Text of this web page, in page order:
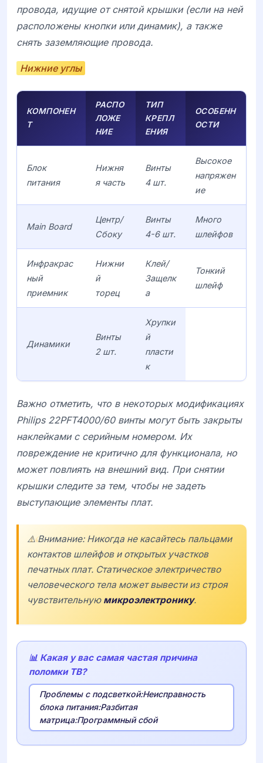
провода, идущие от снятой крышки (если на ней
расположены кнопки или динамик), а также
снять заземляющие провода.
Нижние углы
КОМПОНЕН
Т
РАСПО
ЛОЖЕ
НИЕ
ТИП
КРЕПЛ
ЕНИЯ
ОСОБЕНН
ОСТИ
Блок
питания
Нижня
я часть
Винты
4 шт.
Высокое
напряжен
ие
Main Board
Центр/
Сбоку
Винты
4-6 шт.
Много
шлейфов
Инфракрас
ный
приемник
Нижни
й
торец
Клей/
Защелк
а
Тонкий
шлейф
Динамики
Винты
2 шт.
Хрупки
й
пласти
к
Важно отметить, что в некоторых модификациях
Philips 22PFT4000/60 винты могут быть закрыты
наклейками с серийным номером. Их
повреждение не критично для функционала, но
может повлиять на внешний вид. При снятии
крышки следите за тем, чтобы не задеть
выступающие элементы плат.
⚠️ Внимание: Никогда не касайтесь пальцами
контактов шлейфов и открытых участков
печатных плат. Статическое электричество
человеческого тела может вывести из строя
чувствительную микроэлектронику.
📊 Какая у вас самая частая причина
поломки ТВ?
Проблемы с подсветкой:Неисправность
блока питания:Разбитая
матрица:Программный сбой